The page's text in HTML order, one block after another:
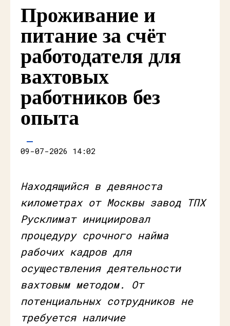
Проживание и
питание за счёт
работодателя для
вахтовых
работников без
опыта
09-07-2026 14:02
Находящийся в девяноста
километрах от Москвы завод ТПХ
Русклимат инициировал
процедуру срочного найма
рабочих кадров для
осуществления деятельности
вахтовым методом. От
потенциальных сотрудников не
требуется наличие